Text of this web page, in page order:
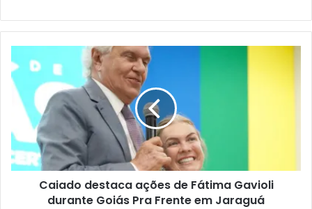
Caiado destaca ações de Fátima Gavioli
durante Goiás Pra Frente em Jaraguá